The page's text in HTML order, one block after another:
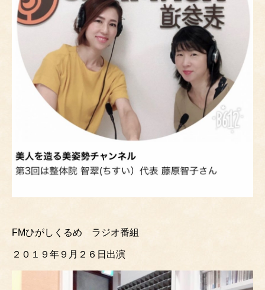
FMひがしくるめ ラジオ番組
２０１９年９月２６日出演